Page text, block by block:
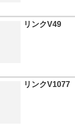
リンクV49
リンクV1077